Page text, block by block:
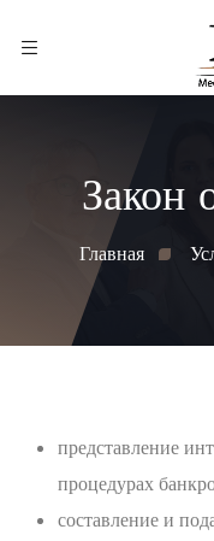
Закон
Главная
представление
процедурах
составление и